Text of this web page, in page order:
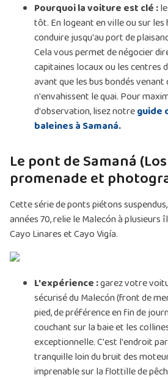
Pourquoi la voiture est clé :
tôt. En logeant en ville ou sur
conduire jusqu'au port de
Cela vous permet de négocier
capitaines locaux ou les centres
avant que les bus bondés venant
n'envahissent le quai. Pour
d'observation, lisez notreguide
baleines à Samaná.
Le pont de Samaná
promenade et
Cette série de ponts piétons
années 70, relie le Malecón à
Cayo Linares et Cayo Vigía.
L'expérience :garez votre
sécurisé du Malecón (front de
pied, de préférence en fin de
couchant sur la baie et les
exceptionnelle. C'est l'endroit
tranquille loin du bruit des
imprenable sur la flottille de